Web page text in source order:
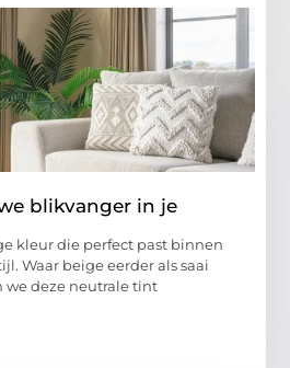
blikvanger in je
kleur die perfect past binnen
Waar beige eerder als saai
we deze neutrale tint